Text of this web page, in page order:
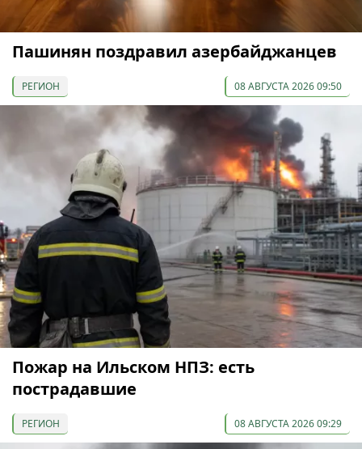
Пашинян поздравил азербайджанцев
РЕГИОН 08 АВГУСТА 2026 09:50
Пожар на Ильском НПЗ: есть
пострадавшие
РЕГИОН 08 АВГУСТА 2026 09:29